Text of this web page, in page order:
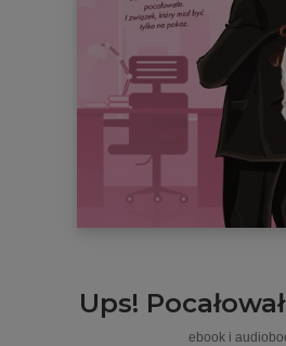
Ups!
ebook i